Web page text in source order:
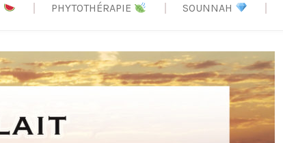
PHYTOTHÉRAPIE SOUNNAH